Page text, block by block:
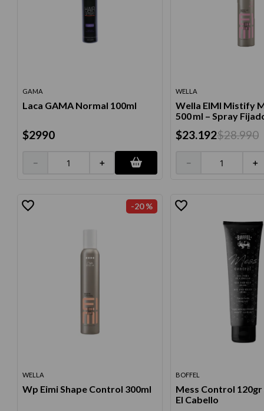
GAMA
Laca GAMA Normal 100ml
$2990
＋
－
WELLA
Wella EIMI Mistify
500 ml – Spray
$23.192$28.990
＋
－
-20 %
WELLA
Wp Eimi Shape Control 300ml
BOFFEL
Mess Control 120gr
El Cabello